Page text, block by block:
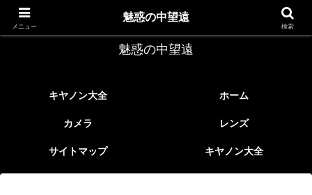
レトロなEFレンズ
魅惑の中望遠
キヤノン大全 ホーム
カメラ レンズ
サイトマップ キヤノン大全
メニュー
魅惑の中望遠
検索